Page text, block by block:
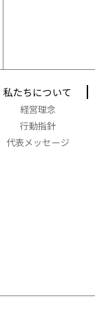
私たちについて
経営理念
行動指針
代表メッセージ